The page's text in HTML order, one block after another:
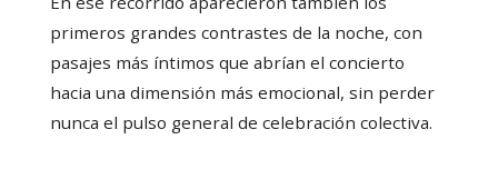
primeros grandes contrastes de la noche, con
pasajes más íntimos que abrían el concierto
hacia una dimensión más emocional, sin perder
nunca el pulso general de celebración colectiva.